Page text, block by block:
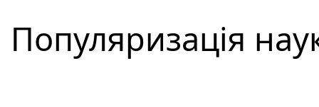
Популяризація